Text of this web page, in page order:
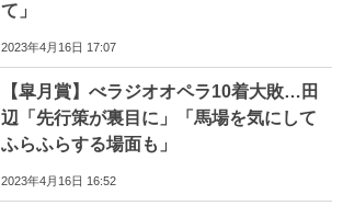
て」
2023年4月16日 17:07
【皐月賞】べラジオオペラ10着大敗…田
辺「先行策が裏目に」「馬場を気にして
ふらふらする場面も」
2023年4月16日 16:52